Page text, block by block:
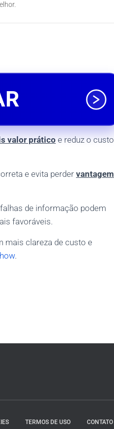
valor prático e reduz o custo
e evita perder vantagem
de informação podem
favoráveis.
mais clareza de custo e
.
TERMOS DE USO CONTATO